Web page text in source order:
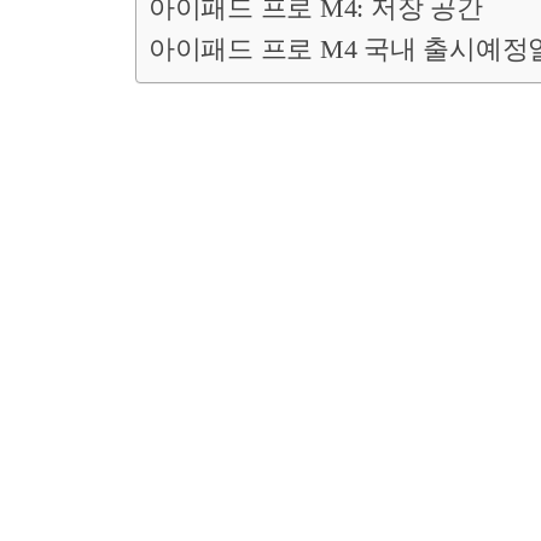
아이패드 프로 M4: 저장 공간
아이패드 프로 M4 국내 출시예정